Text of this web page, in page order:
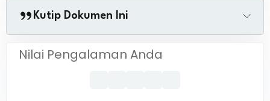
Kutip Dokumen Ini
Nilai Pengalaman Anda